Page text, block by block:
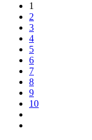
1
2
3
4
5
6
7
8
9
10